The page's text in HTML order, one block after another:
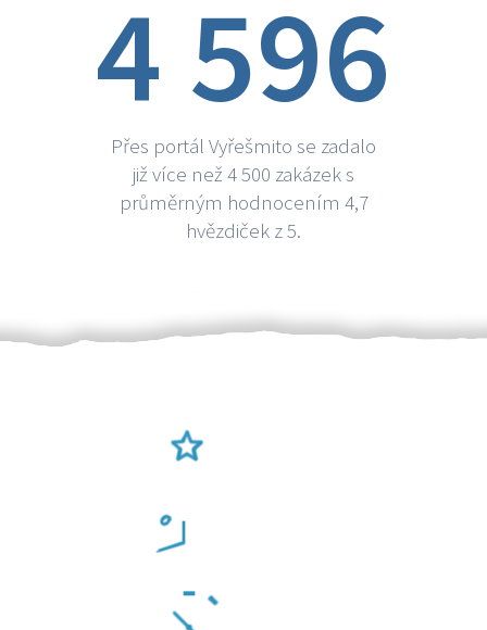
4 596
Přes portál Vyřešmito se zadalo
již více než 4 500 zakázek s
průměrným hodnocením 4,7
hvězdiček z 5.